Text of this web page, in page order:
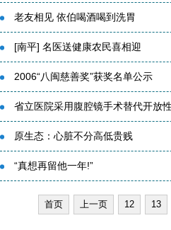
老友相见 依伯喝酒喝到洗胃
[南平] 名医送健康农民喜相迎
2006“八闽慈善奖”获奖名单公示
省立医院采用腹腔镜手术替代开放
原生态：心脏不分高低贵贱
“真想再留他一年!”
首页 上一页 12 13